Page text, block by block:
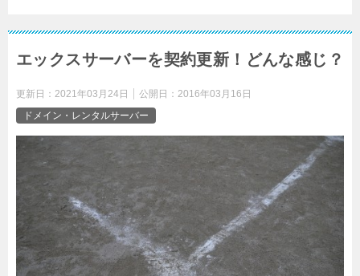
エックスサーバーを契約更新！どんな感じ？
更新日： 2021年03月24日 公開日： 2016年03月16日
ドメイン・レンタルサーバー